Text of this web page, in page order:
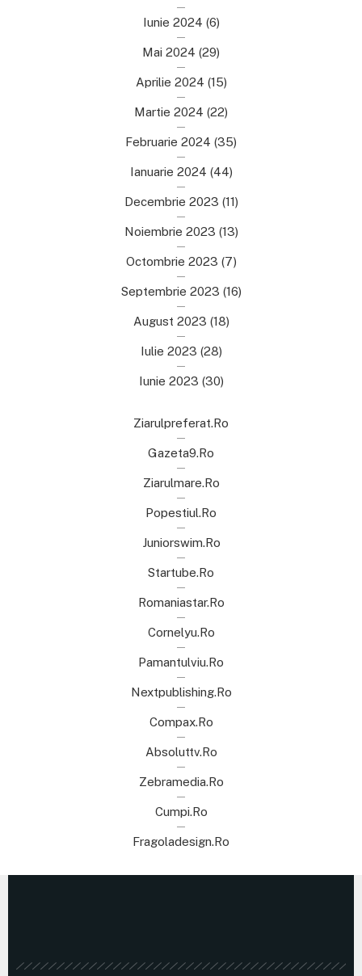
Iunie 2024 (6)
Mai 2024 (29)
Aprilie 2024 (15)
Martie 2024 (22)
Februarie 2024 (35)
Ianuarie 2024 (44)
Decembrie 2023 (11)
Noiembrie 2023 (13)
Octombrie 2023 (7)
Septembrie 2023 (16)
August 2023 (18)
Iulie 2023 (28)
Iunie 2023 (30)
Ziarulpreferat.ro
Gazeta9.ro
Ziarulmare.ro
Popestiul.ro
Juniorswim.ro
Startube.ro
Romaniastar.ro
Cornelyu.ro
Pamantulviu.ro
Nextpublishing.ro
Compax.ro
Absoluttv.ro
Zebramedia.ro
Cumpi.ro
Fragoladesign.ro